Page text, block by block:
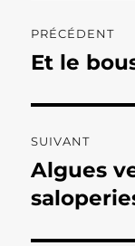
de
PRÉCÉDENT
Publication
Et le
SUIVANT
Publication
suivante :
Algues